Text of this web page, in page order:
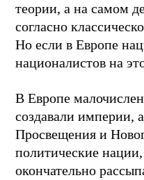
теории, а на самом
согласно
Но если в Европе
националистов на
В Европе
создавали империи,
Просвещения и
политические
окончательно